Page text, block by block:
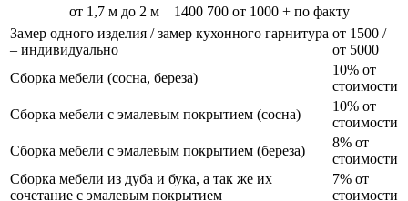
от 1,7 м до 2 м
1400 700 от 1000 + по факту
Замер одного изделия / замер кухонного гарнитура
– индивидуально
от 1500 /
от 5000
Сборка мебели (сосна, береза)
10% от
стоимости
Сборка мебели с эмалевым покрытием (сосна)
10% от
стоимости
Сборка мебели с эмалевым покрытием (береза)
8% от
стоимости
Сборка мебели из дуба и бука, а так же их
сочетание с эмалевым покрытием
7% от
стоимости